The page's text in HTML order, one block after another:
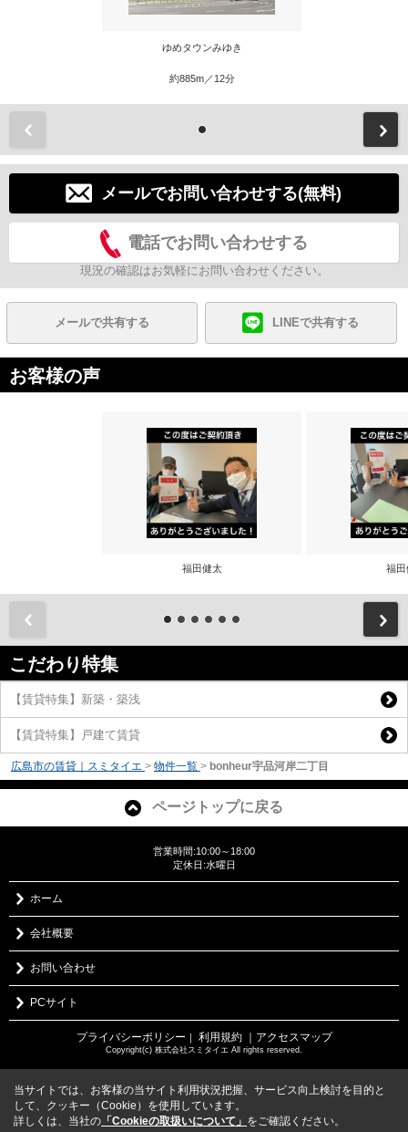
ゆめタウンみゆき
約885m／12分
メールでお問い合わせする(無料)
電話でお問い合わせする
現況の確認はお気軽にお問い合わせください。
メールで共有する LINEで共有する
お客様の声
福田健太 福田
こだわり特集
【賃貸特集】新築・築浅
【賃貸特集】戸建て賃貸
広島市の賃貸｜スミタイエ > 物件一覧 > bonheur宇品河岸二丁目
ページトップに戻る
営業時間:10:00～18:00
定休日:水曜日
ホーム
会社概要
お問い合わせ
PCサイト
プライバシーポリシー 利用規約 ｜アクセスマップ
Copyright(c) 株式会社スミタイエ All rights reserved.
当サイトでは、お客様の当サイト利用状況把握、サービス向上検討を目的と
して、クッキー（Cookie）を使用しています。
詳しくは、当社の 「Cookieの取扱いについて」 をご確認ください。